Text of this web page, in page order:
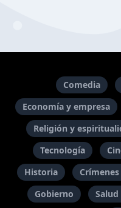
Comedia
Economía y empresa
Religión y
Tecnología
Historia
Gobierno